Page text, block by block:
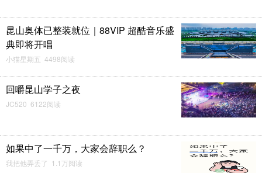
昆山奥体已整装就位｜88VIP 超酷音乐盛
典即将开唱
小猫星期五 4498阅读
回嚼昆山学子之夜
JC520 6122阅读
如果中了一千万，大家会辞职么？
我把他弄丢了 1.1万阅读